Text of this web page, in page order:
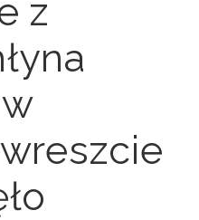
z